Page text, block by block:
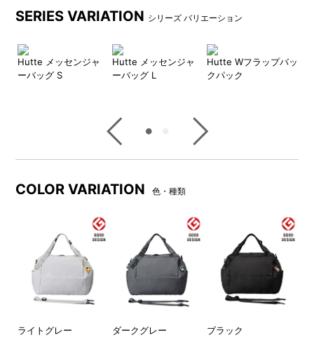
の中に、ファスナー付きポケ
ットで小物を整理整頓して収
ポーチとしても使える便利な
着脱式ポーチを装備。
SERIES VARIATION シリーズ バリエーション
Hutte メッセンジャ
ーバッグ S
Hutte メッセンジャ
ーバッグ L
Hutte Wフラップバッ
クパック
COLOR VARIATION 色・種類
ライトグレー ダークグレー ブラック